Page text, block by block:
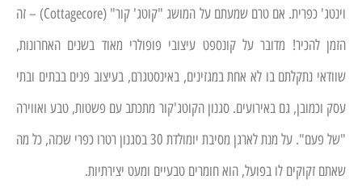
וינטג' כפרית. אם טרם שמעתם על המושג "קוטג' קור" (Cottagecore) – זה
הזמן להכיר! מדובר על קונספט עיצובי פופולרי מאוד בשנים האחרונות,
שוודאי נתקלתם בו לא אחת במגזינים, באינסטגרם, בעיצוב פנים בבתים ובתי
עסק וכמובן, גם באירועים. סגנון הקוטג'קור מתכתב עם פשטות, טבע ואווירה
"של פעם". על מנת לארגן מסיבת יומולדת 30 בסגנון רטרו כפרי שכזה, כל מה
שאתם זקוקים לו בפועל, הוא חומרים טבעיים ומעט יצירתיות.